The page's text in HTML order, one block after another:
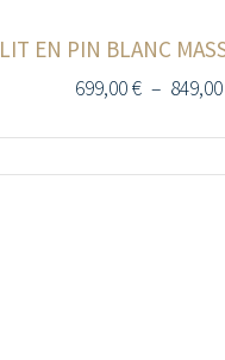
LIT EN PIN BLANC
699,00€ – 849,00